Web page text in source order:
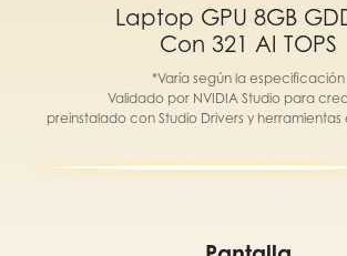
Laptop GPU 8GB
Con 321 AI TOPS
*Varía según la especificación
Validado por NVIDIA Studio para
preinstalado con Studio Drivers y herramientas